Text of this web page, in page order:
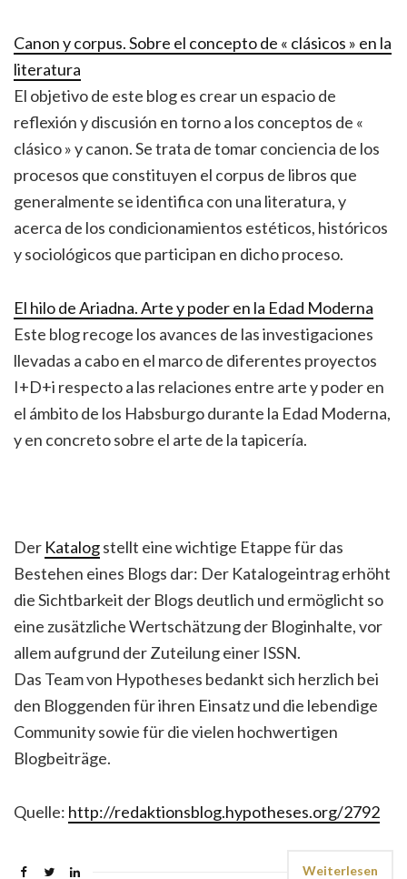
Canon y corpus. Sobre el concepto de « clásicos » en la
literatura
El objetivo de este blog es crear un espacio de
reflexión y discusión en torno a los conceptos de «
clásico » y canon. Se trata de tomar conciencia de los
procesos que constituyen el corpus de libros que
generalmente se identifica con una literatura, y
acerca de los condicionamientos estéticos, históricos
y sociológicos que participan en dicho proceso.
El hilo de Ariadna. Arte y poder en la Edad Moderna
Este blog recoge los avances de las investigaciones
llevadas a cabo en el marco de diferentes proyectos
I+D+i respecto a las relaciones entre arte y poder en
el ámbito de los Habsburgo durante la Edad Moderna,
y en concreto sobre el arte de la tapicería.
Der Katalogstellt eine wichtige Etappe für das
Bestehen eines Blogs dar: Der Katalogeintrag erhöht
die Sichtbarkeit der Blogs deutlich und ermöglicht so
eine zusätzliche Wertschätzung der Bloginhalte, vor
allem aufgrund der Zuteilung einer ISSN.
Das Team von Hypotheses bedankt sich herzlich bei
den Bloggenden für ihren Einsatz und die lebendige
Community sowie für die vielen hochwertigen
Blogbeiträge.
Quelle: http://redaktionsblog.hypotheses.org/2792
Weiterlesen